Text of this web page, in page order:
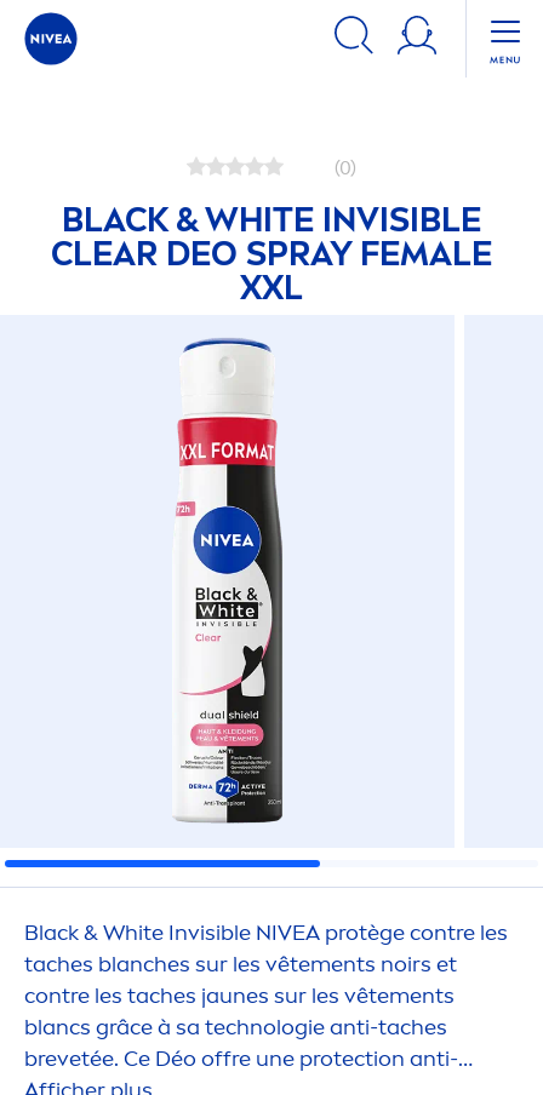
Nos produits Combattez les
(0)
BLACK&WHITE INVISIBLE
CLEAR DEO SPRAY FEMALE
XXL
Black&White Invisible NIVEA protège contre les
taches blanches sur les vêtements noirs et
contre les taches jaunes sur les vêtements
blancs grâce à sa technologie anti-taches
brevetée. Ce Déo offre une protection anti-